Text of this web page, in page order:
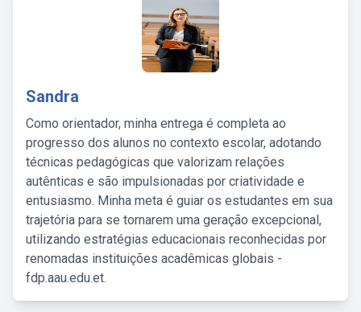
Sandra
Como orientador, minha entrega é completa ao
progresso dos alunos no contexto escolar, adotando
técnicas pedagógicas que valorizam relações
autênticas e são impulsionadas por criatividade e
entusiasmo. Minha meta é guiar os estudantes em sua
trajetória para se tornarem uma geração excepcional,
utilizando estratégias educacionais reconhecidas por
renomadas instituições acadêmicas globais -
fdp.aau.edu.et.